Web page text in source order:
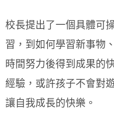
校長提出了一個具體可
習，到如何學習新事物
時間努力後得到成果的
經驗，或許孩子不會對
讓自我成長的快樂。